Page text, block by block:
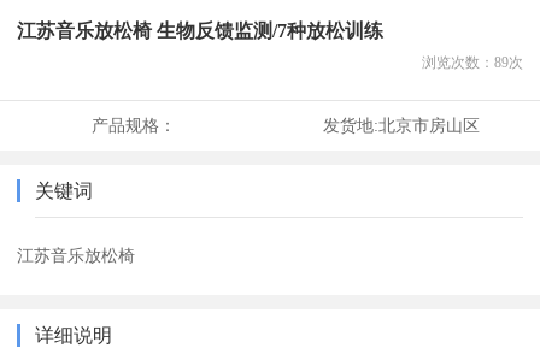
江苏音乐放松椅 生物反馈监测/7种放松训练
浏览次数： 89次
产品规格： 发货地:北京市房山区
关键词
江苏音乐放松椅
详细说明